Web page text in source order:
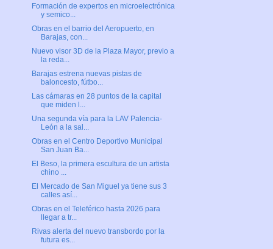
Formación de expertos en microelectrónica
y semico...
Obras en el barrio del Aeropuerto, en
Barajas, con...
Nuevo visor 3D de la Plaza Mayor, previo a
la reda...
Barajas estrena nuevas pistas de
baloncesto, fútbo...
Las cámaras en 28 puntos de la capital
que miden l...
Una segunda vía para la LAV Palencia-
León a la sal...
Obras en el Centro Deportivo Municipal
San Juan Ba...
El Beso, la primera escultura de un artista
chino ...
El Mercado de San Miguel ya tiene sus 3
calles así...
Obras en el Teleférico hasta 2026 para
llegar a tr...
Rivas alerta del nuevo transbordo por la
futura es...